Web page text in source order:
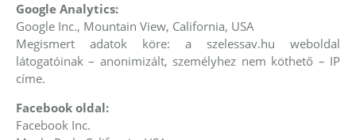
Google Analytics:
Google Inc., Mountain View, California, USA
Megismert adatok köre: a szelessav.hu weboldal
látogatóinak – anonimizált, személyhez nem köthető – IP
címe.
Facebook oldal:
Facebook Inc.